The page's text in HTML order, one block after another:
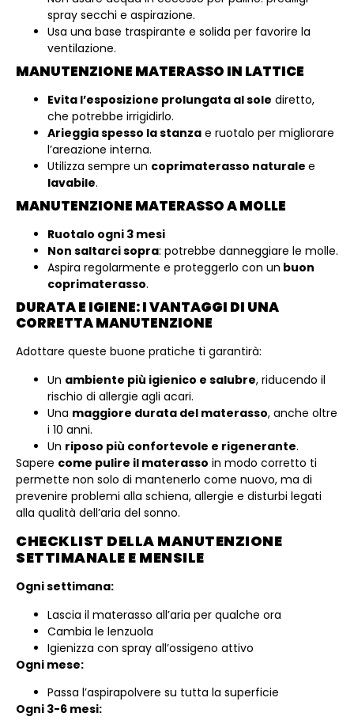
spray secchi e aspirazione.
Usa una base traspirante e solida per favorire la
ventilazione.
MANUTENZIONE MATERASSO IN LATTICE
Evita l’esposizione prolungata al sole diretto,
che potrebbe irrigidirlo.
Arieggia spesso la stanza e ruotalo per migliorare
l’areazione interna.
Utilizza sempre un coprimaterasso naturale e
lavabile.
MANUTENZIONE MATERASSO A MOLLE
Ruotalo ogni 3 mesi
Non saltarci sopra: potrebbe danneggiare le molle.
Aspira regolarmente e proteggerlo con un buon
coprimaterasso.
DURATA E IGIENE: I VANTAGGI DI UNA
CORRETTA MANUTENZIONE
Adottare queste buone pratiche ti garantirà:
Un ambiente più igienico e salubre, riducendo il
rischio di allergie agli acari.
Una maggiore durata del materasso, anche oltre
i 10 anni.
Un riposo più confortevole e rigenerante.
Sapere come pulire il materasso in modo corretto ti
permette non solo di mantenerlo come nuovo, ma di
prevenire problemi alla schiena, allergie e disturbi legati
alla qualità dell’aria del sonno.
CHECKLIST DELLA MANUTENZIONE
SETTIMANALE E MENSILE
Ogni settimana:
Lascia il materasso all’aria per qualche ora
Cambia le lenzuola
Igienizza con spray all’ossigeno attivo
Ogni mese:
Passa l’aspirapolvere su tutta la superficie
Ogni 3-6 mesi: